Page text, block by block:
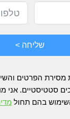
שליחה >
הפרטים
סטטיסטיים. אני
בהם תחול